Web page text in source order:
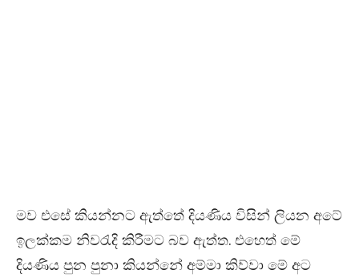
මව එසේ කියන්නට ඇත්තේ දියණිය විසින් ලියන අටේ
ඉලක්කම නිවරැදි කිරීමට බව ඇත්ත. එහෙත් මේ
දියණිය පුන පුනා කියන්නේ අම්මා කිව්වා මේ අට